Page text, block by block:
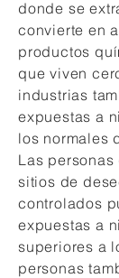
donde se
convierte en
productos
que viven
industrias
expuestas a
los normales
Las
sitios de
controlados
expuestas a
superiores a
personas